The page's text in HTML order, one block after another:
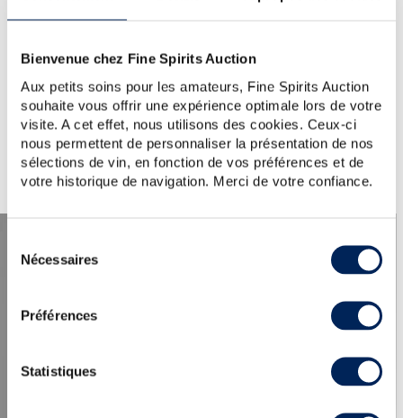
Bienvenue chez Fine Spirits Auction
Aux petits soins pour les amateurs, Fine Spirits Auction
souhaite vous offrir une expérience optimale lors de votre
visite. A cet effet, nous utilisons des cookies. Ceux-ci
nous permettent de personnaliser la présentation de nos
sélections de vin, en fonction de vos préférences et de
votre historique de navigation. Merci de votre confiance.
Nécessaires
Préférences
Statistiques
question au service clientèle, veuillez visiter la section
Vous pouvez également créer une alerte en cliquant sur le
bouton ci-dessous.
Créer une alerte